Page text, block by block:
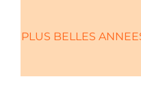
PLUS BELLES